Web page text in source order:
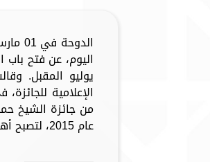
اليوم، عن فتح
يوليو المقبل.
الإعلامية
من جائزة الشيخ
عام 2015، لتصبح أهم وأكبر جائزة ترجمة عالمية...